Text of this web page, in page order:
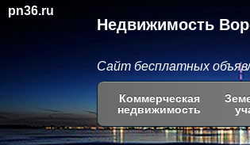
pn36.ru
Недвижимость
Сайт бесплатных
Коммерческая
недвижимость